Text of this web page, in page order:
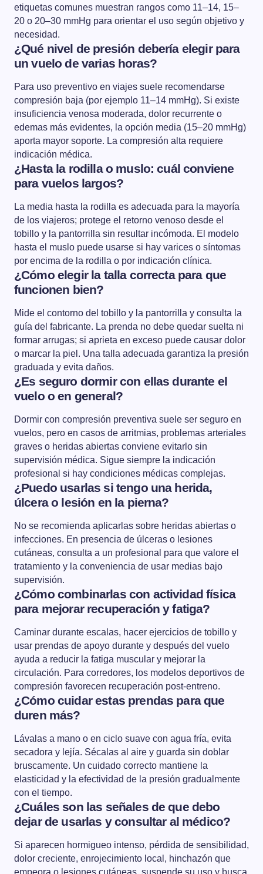
etiquetas comunes muestran rangos como 11–14, 15–
20 o 20–30 mmHg para orientar el uso según objetivo y
necesidad.
¿Qué nivel de presión debería elegir para
un vuelo de varias horas?
Para uso preventivo en viajes suele recomendarse
compresión baja (por ejemplo 11–14 mmHg). Si existe
insuficiencia venosa moderada, dolor recurrente o
edemas más evidentes, la opción media (15–20 mmHg)
aporta mayor soporte. La compresión alta requiere
indicación médica.
¿Hasta la rodilla o muslo: cuál conviene
para vuelos largos?
La media hasta la rodilla es adecuada para la mayoría
de los viajeros; protege el retorno venoso desde el
tobillo y la pantorrilla sin resultar incómoda. El modelo
hasta el muslo puede usarse si hay varices o síntomas
por encima de la rodilla o por indicación clínica.
¿Cómo elegir la talla correcta para que
funcionen bien?
Mide el contorno del tobillo y la pantorrilla y consulta la
guía del fabricante. La prenda no debe quedar suelta ni
formar arrugas; si aprieta en exceso puede causar dolor
o marcar la piel. Una talla adecuada garantiza la presión
graduada y evita daños.
¿Es seguro dormir con ellas durante el
vuelo o en general?
Dormir con compresión preventiva suele ser seguro en
vuelos, pero en casos de arritmias, problemas arteriales
graves o heridas abiertas conviene evitarlo sin
supervisión médica. Sigue siempre la indicación
profesional si hay condiciones médicas complejas.
¿Puedo usarlas si tengo una herida,
úlcera o lesión en la pierna?
No se recomienda aplicarlas sobre heridas abiertas o
infecciones. En presencia de úlceras o lesiones
cutáneas, consulta a un profesional para que valore el
tratamiento y la conveniencia de usar medias bajo
supervisión.
¿Cómo combinarlas con actividad física
para mejorar recuperación y fatiga?
Caminar durante escalas, hacer ejercicios de tobillo y
usar prendas de apoyo durante y después del vuelo
ayuda a reducir la fatiga muscular y mejorar la
circulación. Para corredores, los modelos deportivos de
compresión favorecen recuperación post-entreno.
¿Cómo cuidar estas prendas para que
duren más?
Lávalas a mano o en ciclo suave con agua fría, evita
secadora y lejía. Sécalas al aire y guarda sin doblar
bruscamente. Un cuidado correcto mantiene la
elasticidad y la efectividad de la presión gradualmente
con el tiempo.
¿Cuáles son las señales de que debo
dejar de usarlas y consultar al médico?
Si aparecen hormigueo intenso, pérdida de sensibilidad,
dolor creciente, enrojecimiento local, hinchazón que
empeora o lesiones cutáneas, suspende su uso y busca